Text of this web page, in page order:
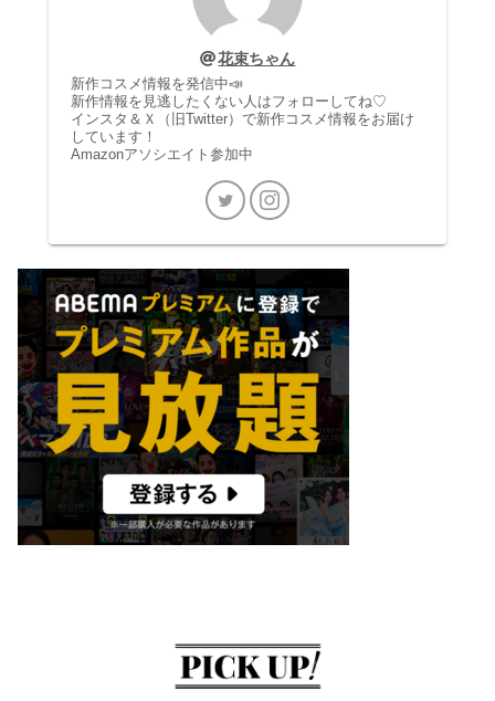
花束ちゃん
新作コスメ情報を発信中📣
新作情報を見逃したくない人はフォローしてね♡
インスタ＆Ｘ（旧Twitter）で新作コスメ情報をお届け
しています！
Amazonアソシエイト参加中